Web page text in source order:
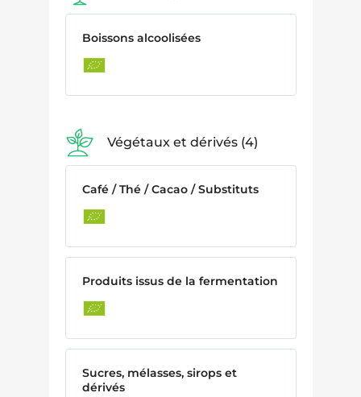
Boissons alcoolisées
Végétaux et dérivés 4
Café / Thé / Cacao / Substituts
Produits issus de la fermentation
Sucres, mélasses, sirops et
dérivés